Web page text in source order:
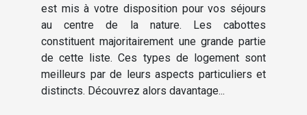
est mis à votre disposition pour vos séjours
au centre de la nature. Les cabottes
constituent majoritairement une grande partie
de cette liste. Ces types de logement sont
meilleurs par de leurs aspects particuliers et
distincts. Découvrez alors davantage...